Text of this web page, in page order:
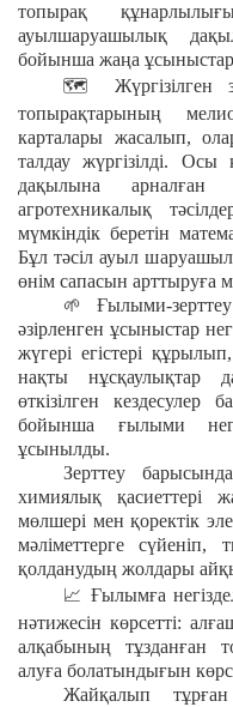
топырақ
ауылшаруашылық
бойынша жаңа ұсыныстар
🗺️
Жүргізілген
топырақтарының
карталары жасалып,
талдау жүргізілді. Осы
дақылына
агротехникалық
мүмкіндік беретін
Бұл тәсіл ауыл
өнім сапасын арттыруға
🌱
Ғылыми-
әзірленген ұсыныстар
жүгері егістері
нақты нұсқаулықтар
өткізілген кездесулер
бойынша ғылыми
ұсынылды.
Зерттеу
химиялық қасиеттері
мөлшері мен қоректік
мәліметтерге
қолданудың жолдары
📈 Ғылымға
нәтижесін көрсетті:
алқабының тұзданған
алуға болатындығын
Жайқалып